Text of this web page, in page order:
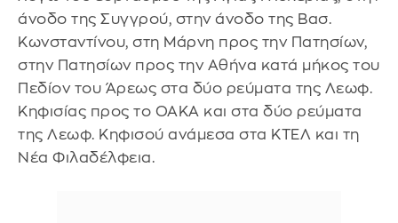
άνοδο της Συγγρού, στην άνοδο της Βασ.
Κωνσταντίνου, στη Μάρνη προς την Πατησίων,
στην Πατησίων προς την Αθήνα κατά μήκος του
Πεδίον του Άρεως στα δύο ρεύματα της Λεωφ.
Κηφισίας προς το ΟΑΚΑ και στα δύο ρεύματα
της Λεωφ. Κηφισού ανάμεσα στα ΚΤΕΛ και τη
Νέα Φιλαδέλφεια.